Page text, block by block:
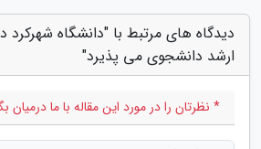
دیدگاه های مرتبط با "دانشگاه شهرکرد
ارشد دانشجوی می پذیرد"
* نظرتان را در مورد این مقاله با ما درمیان